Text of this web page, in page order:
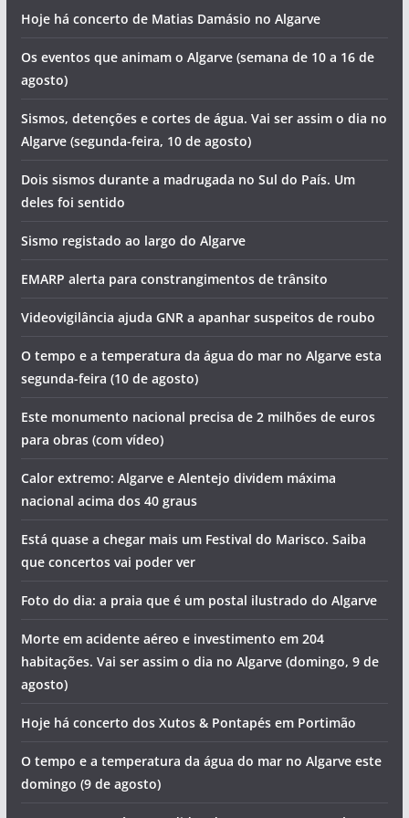
Hoje há concerto de Matias Damásio no Algarve
Os eventos que animam o Algarve (semana de 10 a 16 de
agosto)
Sismos, detenções e cortes de água. Vai ser assim o dia no
Algarve (segunda-feira, 10 de agosto)
Dois sismos durante a madrugada no Sul do País. Um
deles foi sentido
Sismo registado ao largo do Algarve
EMARP alerta para constrangimentos de trânsito
Videovigilância ajuda GNR a apanhar suspeitos de roubo
O tempo e a temperatura da água do mar no Algarve esta
segunda-feira (10 de agosto)
Este monumento nacional precisa de 2 milhões de euros
para obras (com vídeo)
Calor extremo: Algarve e Alentejo dividem máxima
nacional acima dos 40 graus
Está quase a chegar mais um Festival do Marisco. Saiba
que concertos vai poder ver
Foto do dia: a praia que é um postal ilustrado do Algarve
Morte em acidente aéreo e investimento em 204
habitações. Vai ser assim o dia no Algarve (domingo, 9 de
agosto)
Hoje há concerto dos Xutos & Pontapés em Portimão
O tempo e a temperatura da água do mar no Algarve este
domingo (9 de agosto)